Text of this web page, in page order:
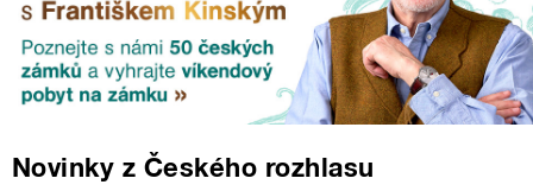
Novinky z Českého rozhlasu